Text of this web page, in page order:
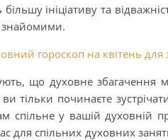
ініціативу та
знайомими.
гороскоп на квітень для
що духовне
тільки починаєте
спільне у вашій духовній
для спільних духовних